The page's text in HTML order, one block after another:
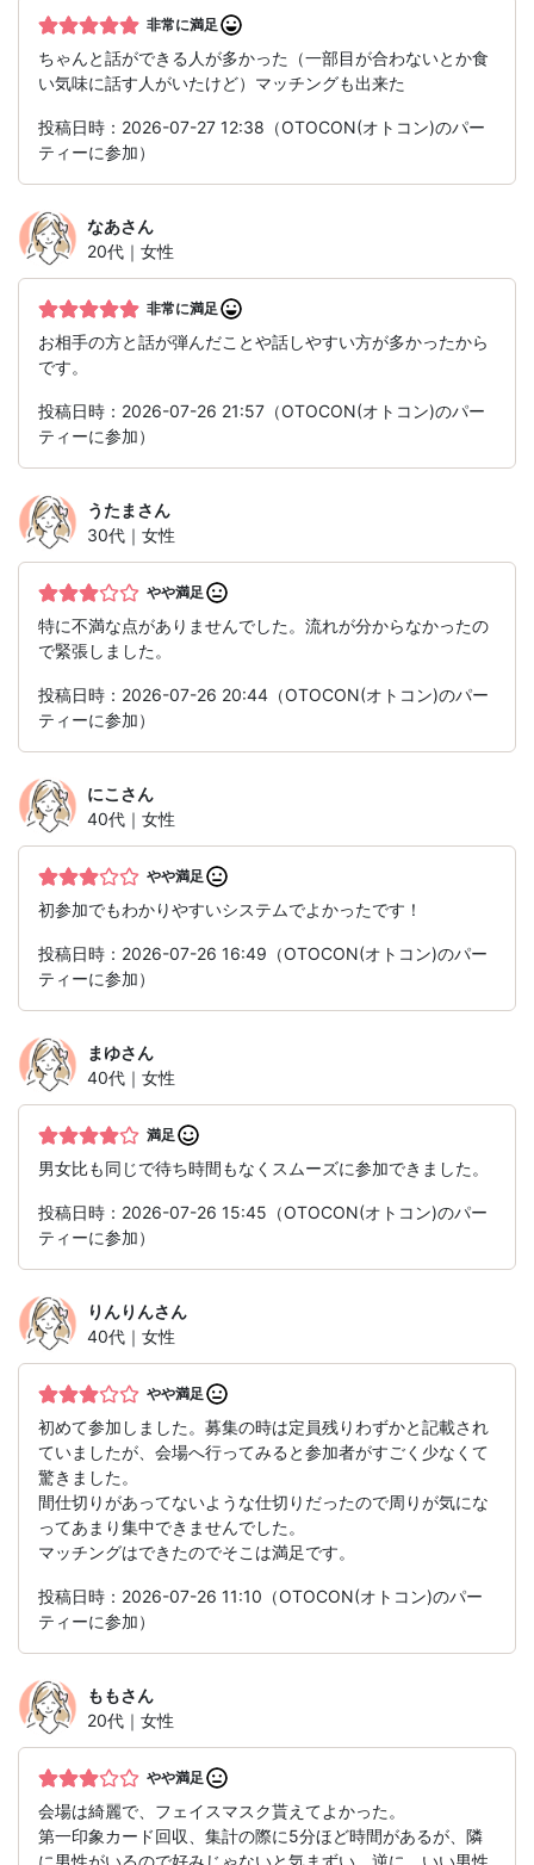
非常に満足
ちゃんと話ができる人が多かった（一部目が合わないとか食
い気味に話す人がいたけど）マッチングも出来た
投稿日時：2026-07-27 12:38（OTOCON(オトコン)のパー
ティーに参加）
なあさん
20代｜女性
非常に満足
お相手の方と話が弾んだことや話しやすい方が多かったから
です。
投稿日時：2026-07-26 21:57（OTOCON(オトコン)のパー
ティーに参加）
うたま さん
30代｜女性
やや満足
特に不満な点がありませんでした。流れが分からなかったの
で緊張しました。
投稿日時：2026-07-26 20:44（OTOCON(オトコン)のパー
ティーに参加）
にこ さん
40代｜女性
やや満足
初参加でもわかりやすいシステムでよかったです！
投稿日時：2026-07-26 16:49（OTOCON(オトコン)のパー
ティーに参加）
まゆさん
40代｜女性
満足
男女比も同じで待ち時間もなくスムーズに参加できました。
投稿日時：2026-07-26 15:45（OTOCON(オトコン)のパー
ティーに参加）
りんりんさん
40代｜女性
やや満足
初めて参加しました。募集の時は定員残りわずかと記載され
ていましたが、会場へ行ってみると参加者がすごく少なくて
驚きました。
間仕切りがあってないような仕切りだったので周りが気にな
ってあまり集中できませんでした。
マッチングはできたのでそこは満足です。
投稿日時：2026-07-26 11:10（OTOCON(オトコン)のパー
ティーに参加）
ももさん
20代｜女性
やや満足
会場は綺麗で、フェイスマスク貰えてよかった。
第一印象カード回収、集計の際に5分ほど時間があるが、隣